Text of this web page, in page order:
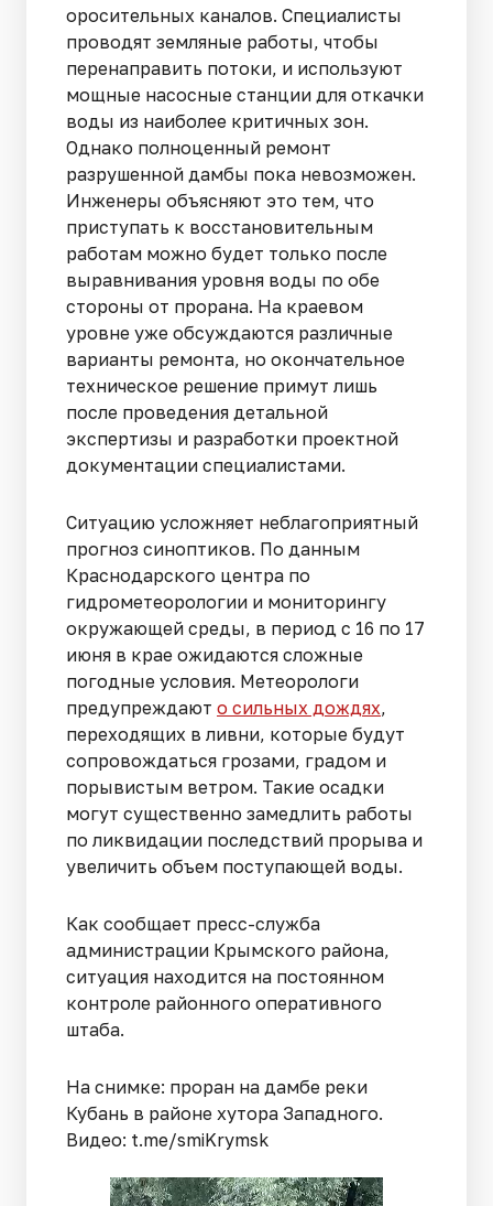
оросительных каналов. Специалисты
проводят земляные работы, чтобы
перенаправить потоки, и используют
мощные насосные станции для откачки
воды из наиболее критичных зон.
Однако полноценный ремонт
разрушенной дамбы пока невозможен.
Инженеры объясняют это тем, что
приступать к восстановительным
работам можно будет только после
выравнивания уровня воды по обе
стороны от прорана. На краевом
уровне уже обсуждаются различные
варианты ремонта, но окончательное
техническое решение примут лишь
после проведения детальной
экспертизы и разработки проектной
документации специалистами.
Ситуацию усложняет неблагоприятный
прогноз синоптиков. По данным
Краснодарского центра по
гидрометеорологии и мониторингу
окружающей среды, в период с 16 по 17
июня в крае ожидаются сложные
погодные условия. Метеорологи
предупреждают о сильных дождях,
переходящих в ливни, которые будут
сопровождаться грозами, градом и
порывистым ветром. Такие осадки
могут существенно замедлить работы
по ликвидации последствий прорыва и
увеличить объем поступающей воды.
Как сообщает пресс-служба
администрации Крымского района,
ситуация находится на постоянном
контроле районного оперативного
штаба.
На снимке: проран на дамбе реки
Кубань в районе хутора Западного.
Видео: t.me/smiKrymsk